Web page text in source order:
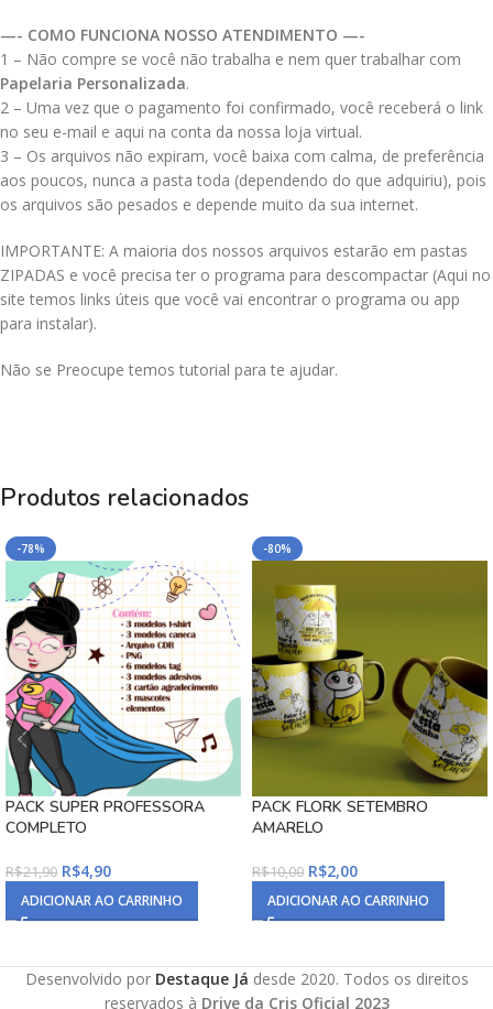
—- COMO FUNCIONA NOSSO ATENDIMENTO —-
1 – Não compre se você não trabalha e nem quer trabalhar com
Papelaria Personalizada.
2 – Uma vez que o pagamento foi confirmado, você receberá o link
no seu e-mail e aqui na conta da nossa loja virtual.
3 – Os arquivos não expiram, você baixa com calma, de preferência
aos poucos, nunca a pasta toda (dependendo do que adquiriu), pois
os arquivos são pesados e depende muito da sua internet.
IMPORTANTE: A maioria dos nossos arquivos estarão em pastas
ZIPADAS e você precisa ter o programa para descompactar (Aqui no
site temos links úteis que você vai encontrar o programa ou app
para instalar).
Não se Preocupe temos tutorial para te ajudar.
Produtos relacionados
-78%
PACK SUPER PROFESSORA
COMPLETO
R$21,90 R$4,90
ADICIONAR AO CARRINHO
-80%
PACK FLORK SETEMBRO
AMARELO
R$10,00 R$2,00
ADICIONAR AO CARRINHO
Desenvolvido por Destaque Já desde 2020. Todos os direitos
reservados à Drive da Cris Oficial 2023